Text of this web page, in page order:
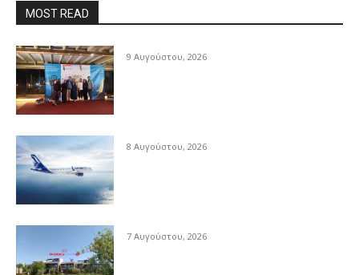
MOST READ
9 Αυγούστου, 2026
8 Αυγούστου, 2026
7 Αυγούστου, 2026